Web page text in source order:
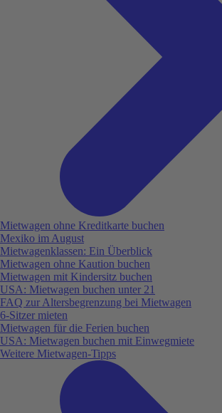
Mietwagen ohne Kreditkarte buchen
Mexiko im August
Mietwagenklassen: Ein Überblick
Mietwagen ohne Kaution buchen
Mietwagen mit Kindersitz buchen
USA: Mietwagen buchen unter 21
FAQ zur Altersbegrenzung bei Mietwagen
6-Sitzer mieten
Mietwagen für die Ferien buchen
USA: Mietwagen buchen mit Einwegmiete
Weitere Mietwagen-Tipps